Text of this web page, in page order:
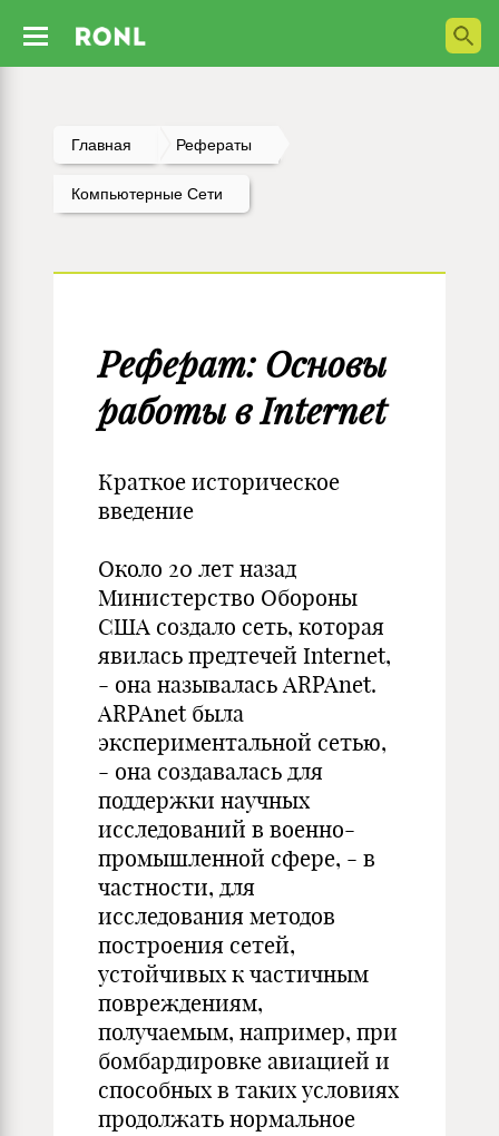
Главная Рефераты
Компьютерные Сети
Реферат: Основы
работы в Internet
Краткое историческое
введение
Около 20 лет назад
Министерство Обороны
США создало сеть, которая
явилась предтечей Internet,
- она называлась ARPAnet.
ARPAnet была
экспериментальной сетью,
- она создавалась для
поддержки научных
исследований в военно-
промышленной сфере, - в
частности, для
исследования методов
построения сетей,
устойчивых к частичным
повреждениям,
получаемым, например, при
бомбардировке авиацией и
способных в таких условиях
продолжать нормальное